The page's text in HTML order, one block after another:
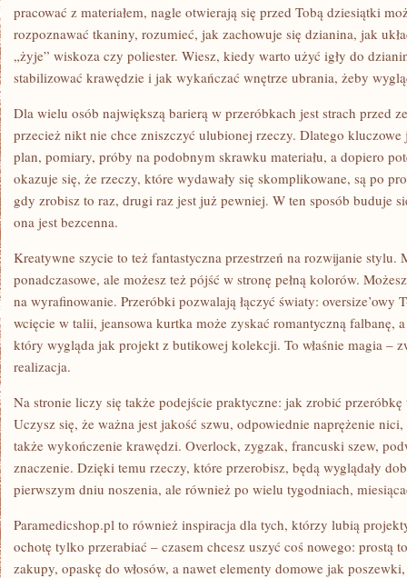
pracować z materiałem, nagle otwierają się przed Tobą dziesiątki
rozpoznawać tkaniny, rozumieć, jak zachowuje się dzianina, jak
„żyje” wiskoza czy poliester. Wiesz, kiedy warto użyć igły do
stabilizować krawędzie i jak wykańczać wnętrze ubrania, żeby
Dla wielu osób największą barierą w przeróbkach jest strach przed
przecież nikt nie chce zniszczyć ulubionej rzeczy. Dlatego
plan, pomiary, próby na podobnym skrawku materiału, a dopiero
okazuje się, że rzeczy, które wydawały się skomplikowane, są po
gdy zrobisz to raz, drugi raz jest już pewniej. W ten sposób buduje
ona jest bezcenna.
Kreatywne szycie to też fantastyczna przestrzeń na rozwijanie stylu.
ponadczasowe, ale możesz też pójść w stronę pełną kolorów.
na wyrafinowanie. Przeróbki pozwalają łączyć światy: oversize’owy
wcięcie w talii, jeansowa kurtka może zyskać romantyczną falbanę,
który wygląda jak projekt z butikowej kolekcji. To właśnie magia –
realizacja.
Na stronie liczy się także podejście praktyczne: jak zrobić przeróbkę
Uczysz się, że ważna jest jakość szwu, odpowiednie naprężenie
także wykończenie krawędzi. Overlock, zygzak, francuski szew,
znaczenie. Dzięki temu rzeczy, które przerobisz, będą wyglądały
pierwszym dniu noszenia, ale również po wielu tygodniach,
Paramedicshop.pl to również inspiracja dla tych, którzy lubią
ochotę tylko przerabiać – czasem chcesz uszyć coś nowego: prostą
zakupy, opaskę do włosów, a nawet elementy domowe jak